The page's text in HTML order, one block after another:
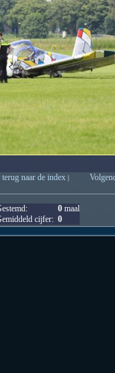
terug naar de index |
0maal
cijfer: 0